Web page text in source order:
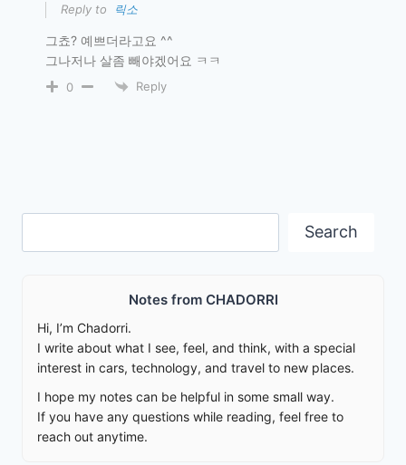
Reply to 릭소
그쵸? 예쁘더라고요 ^^
그나저나 살좀 빼야겠어요 ㅋㅋ
0 Reply
Search
Notes from CHADORRI
Hi, I’m Chadorri.
I write about what I see, feel, and think, with a special
interest in cars, technology, and travel to new places.
I hope my notes can be helpful in some small way.
If you have any questions while reading, feel free to
reach out anytime.